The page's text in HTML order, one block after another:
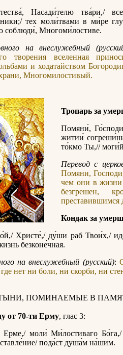
Насади́телю тва́ри,/
тех моли́твами в ми́ре
соблюди́, Многоми́лостиве.
на внеслужебный
творения вселенная
и ходатайством
Многомилостивый.
Тропарь за
Помяни́,
житии́
то́кмо Ты,//
Перевод с
Помяни,
чем они в жизни
безгрешен,
преставившимся
Кондак за
Христе́,/ ду́ши раб Твои́х,/
безконе́чная.
на внеслужебный (русский):
нет ни боли, ни скорби, ни
ПОМИНАЕМЫЕ В
от 70-ти Ерму, глас 3:
Ерме,/ моли́ Ми́лостиваго Бо́га,/
пода́ст душа́м на́шим.